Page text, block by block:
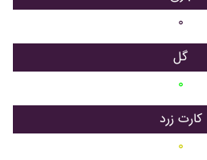
۰
گل
۰
کارت زرد
۰